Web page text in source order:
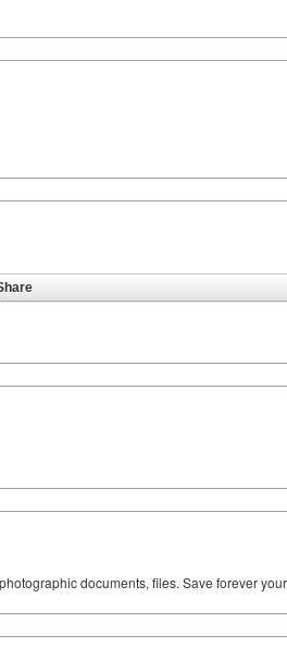
documents, files. Save forever